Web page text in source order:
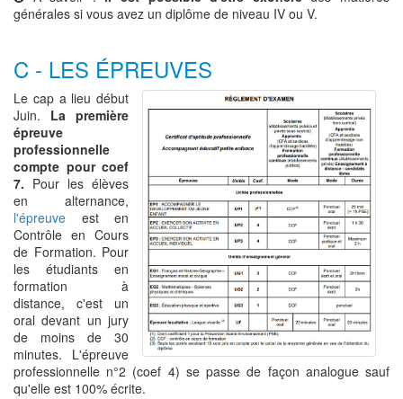
générales si vous avez un diplôme de niveau IV ou V.
C - LES ÉPREUVES
Le cap a lieu début
Juin. La première
épreuve
professionnelle
compte pour coef
7. Pour les élèves
en alternance,
l'épreuve est en
Contrôle en Cours
de Formation. Pour
les étudiants en
formation à
distance, c'est un
oral devant un jury
de moins de 30
minutes. L'épreuve
professionnelle n°2 (coef 4) se passe de façon analogue sauf
qu'elle est 100% écrite.